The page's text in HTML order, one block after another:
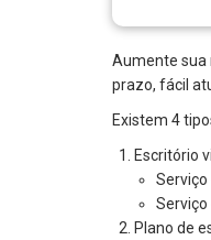
Aumente sua
prazo, fácil
Existem 4
Escritório
Plano de